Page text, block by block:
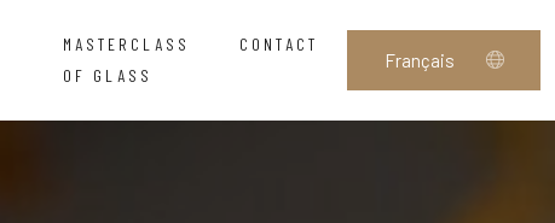
MASTERCLASS
OF GLASS
CONTACT